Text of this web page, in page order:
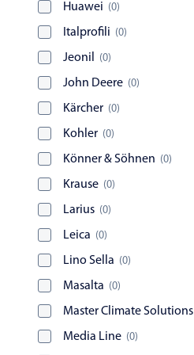
Huawei (0)
Italprofili (0)
Jeonil (0)
John Deere (0)
Kärcher (0)
Kohler (0)
Könner & Söhnen (0)
Krause (0)
Larius (0)
Leica (0)
Lino Sella (0)
Masalta (0)
Master Climate Solutions
Media Line (0)